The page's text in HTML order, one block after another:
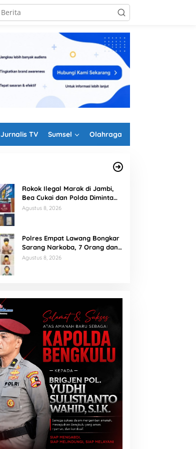
Jurnalis TV Sumsel Olahraga
Rokok Ilegal Marak di Jambi,
Bea Cukai dan Polda Diminta
Perkuat Penindakan
Agustus 8, 2026
Polres Empat Lawang Bongkar
Sarang Narkoba, 7 Orang dan
Senpi Rakitan Diamankan
Agustus 8, 2026